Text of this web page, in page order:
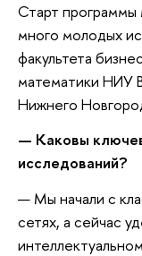
Старт программы
много молодых
факультета
математики НИУ
Нижнего
— Каковы
исследований?
— Мы начали с
сетях, а сейчас